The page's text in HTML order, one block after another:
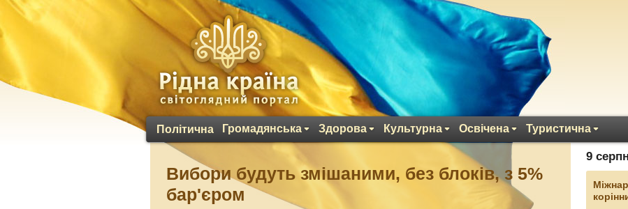
Політична Громадянська Здорова Культурна Освічена Туристична
Вибори будуть змішаними, без блоків, з 5%
бар'єром
9